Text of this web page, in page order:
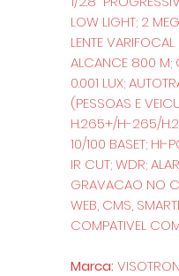
LOW LIGHT; 2
LENTE
ALCANCE 800 M;
0.001 LUX;
(PESSOAS E
H.265+/H-265/
10/100 BASET; HI-
IR CUT; WDR;
GRAVACAO NO
WEB, CMS,
COMPATIVEL
Marca: